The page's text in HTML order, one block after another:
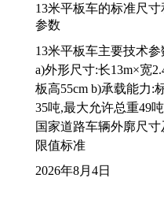
13米平板车的标准尺
参数
13米平板车主要技术参
a)外形尺寸:长13m×宽
板高55cm b)承载能力:
35吨,最大允许总重49
国家道路车辆外廓尺
限值标准
2026年8月4日